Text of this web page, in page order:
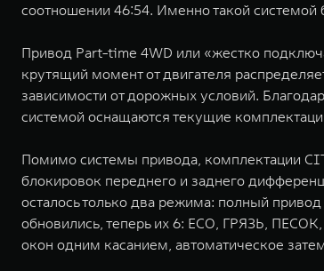
соотношении 46:54. Именно такой
Привод Part-time 4WD или «жестко
крутящий момент от двигателя
зависимости от дорожных условий.
системой оснащаются текущие
Помимо системы привода, комплектации
блокировок переднего и заднего
осталось только два режима: полный
обновились, теперь их 6: ECO, ГРЯЗЬ,
окон одним касанием, автоматическое